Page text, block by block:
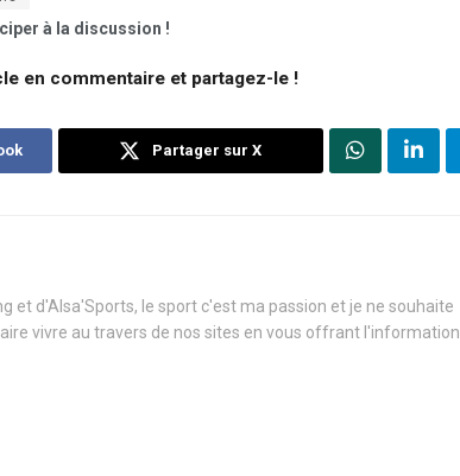
à la discussion !
en commentaire et partagez-le !
Partager sur X
et d'Alsa'Sports, le sport c'est ma passion et je ne souhaite
vivre au travers de nos sites en vous offrant l'information